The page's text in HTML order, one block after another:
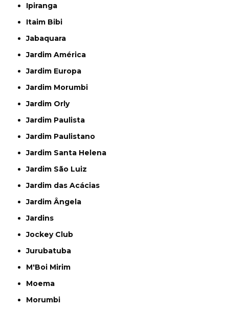
Ipiranga
Itaim Bibi
Jabaquara
Jardim América
Jardim Europa
Jardim Morumbi
Jardim Orly
Jardim Paulista
Jardim Paulistano
Jardim Santa Helena
Jardim São Luiz
Jardim das Acácias
Jardim Ângela
Jardins
Jockey Club
Jurubatuba
M'Boi Mirim
Moema
Morumbi